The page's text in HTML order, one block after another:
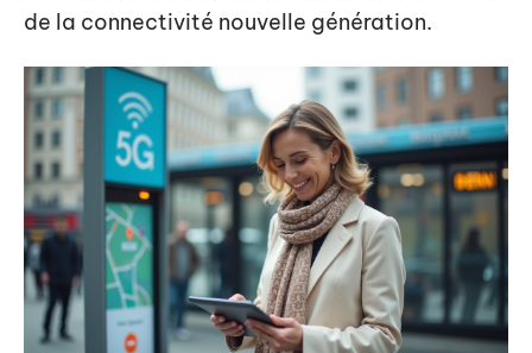
de la connectivité nouvelle génération.